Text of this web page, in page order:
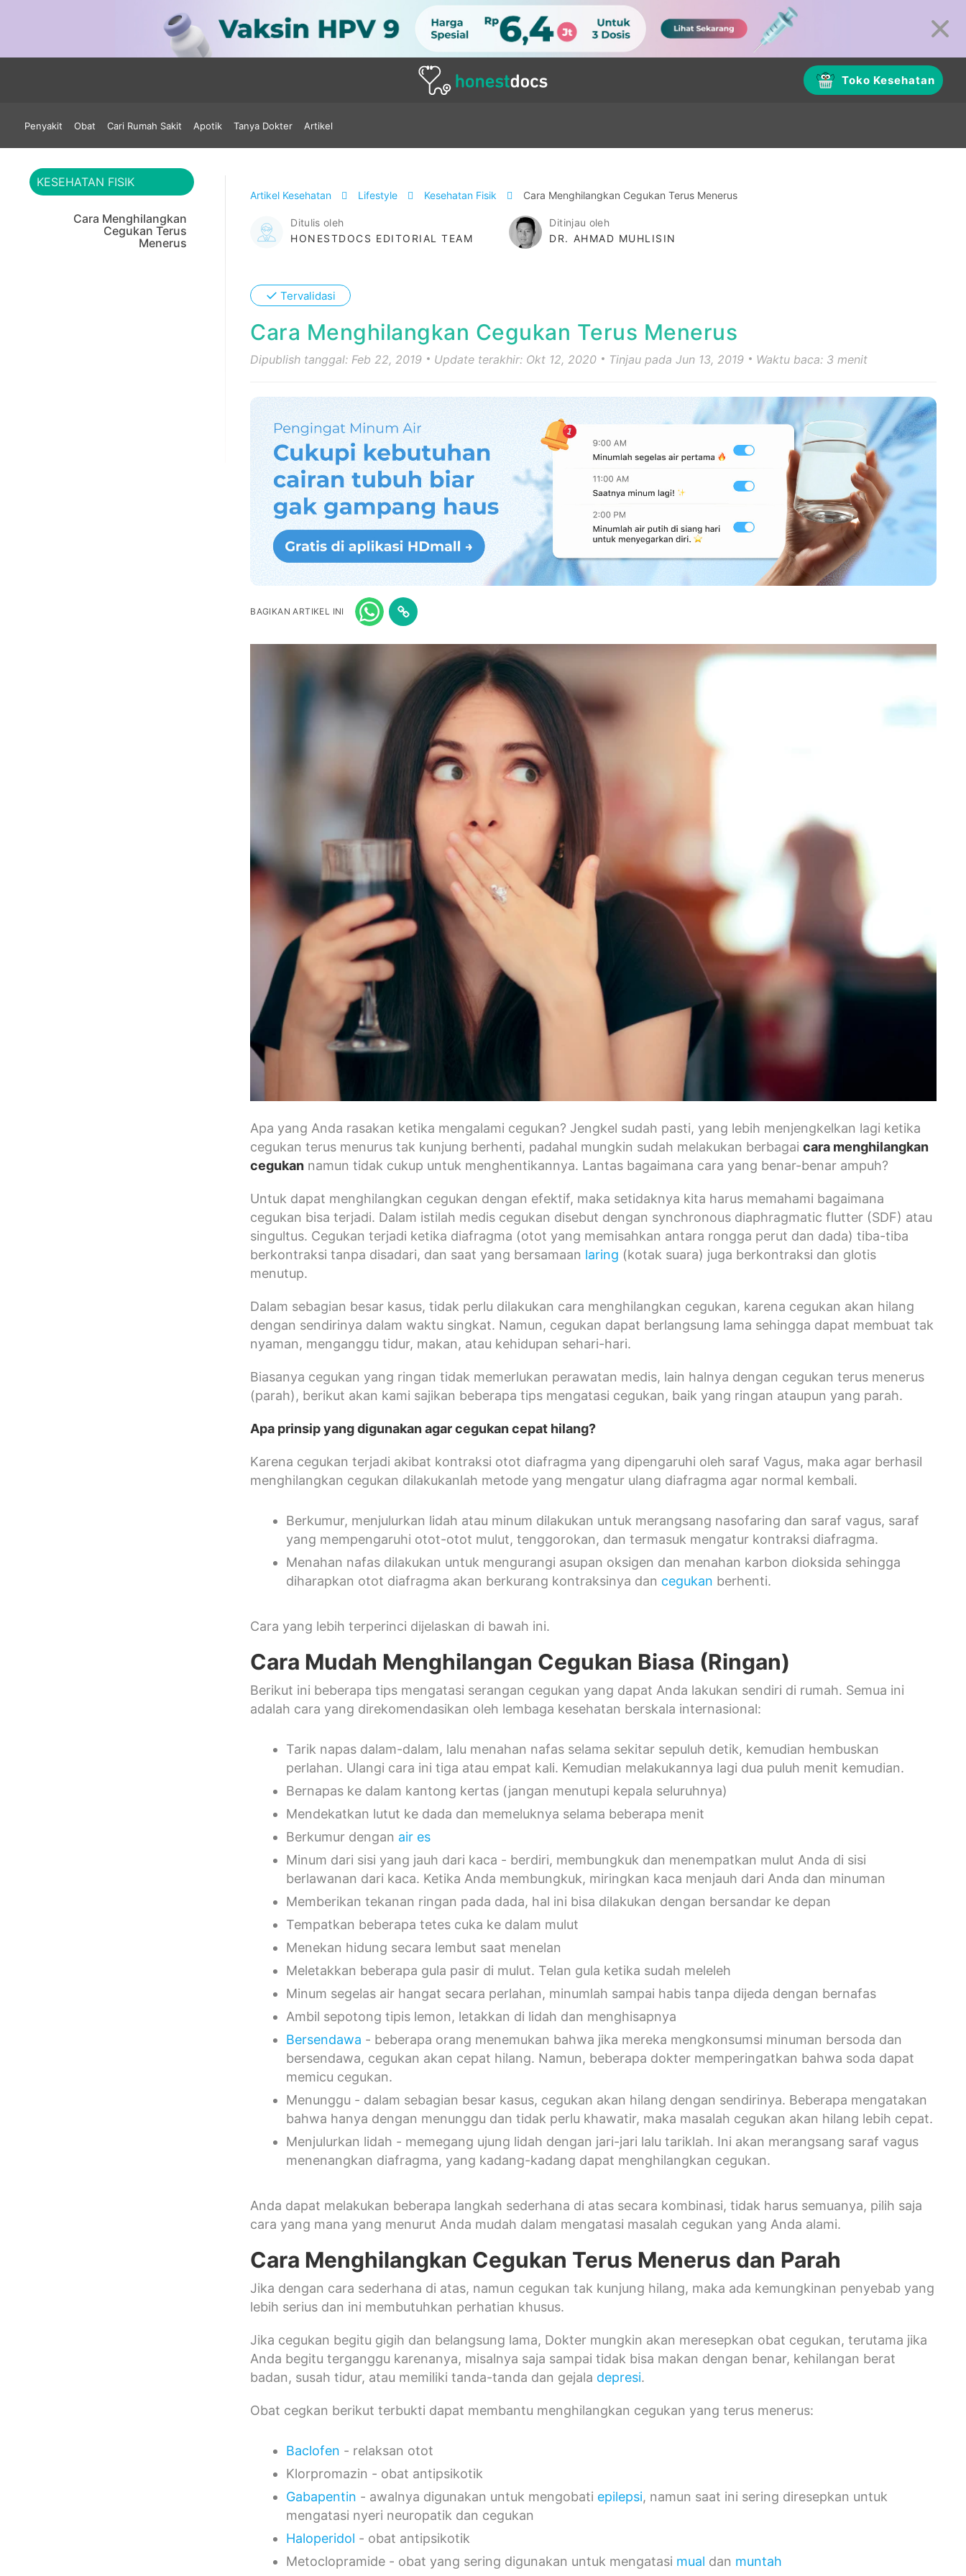
Toko Kesehatan
Penyakit Obat Cari Rumah Sakit Apotik Tanya Dokter Artikel
KESEHATAN FISIK
Cara Menghilangkan
Cegukan Terus
Menerus
Artikel Kesehatan Lifestyle Kesehatan Fisik Cara Menghilangkan Cegukan Terus Menerus
Ditulis oleh
HONESTDOCS EDITORIAL TEAM
Ditinjau oleh
DR. AHMAD MUHLISIN
✓ Tervalidasi
Cara Menghilangkan Cegukan Terus Menerus
Dipublish tanggal: Feb 22, 2019 Update terakhir: Okt 12, 2020 Tinjau pada Jun 13, 2019 Waktu baca: 3 menit
BAGIKAN ARTIKEL INI
Apa yang Anda rasakan ketika mengalami cegukan? Jengkel sudah pasti, yang lebih menjengkelkan lagi ketika
cegukan terus menurus tak kunjung berhenti, padahal mungkin sudah melakukan berbagaicara menghilangkan
cegukan namun tidak cukup untuk menghentikannya. Lantas bagaimana cara yang benar-benar ampuh?
Untuk dapat menghilangkan cegukan dengan efektif, maka setidaknya kita harus memahami bagaimana
cegukan bisa terjadi. Dalam istilah medis cegukan disebut dengan synchronous diaphragmatic flutter (SDF) atau
singultus. Cegukan terjadi ketika diafragma (otot yang memisahkan antara rongga perut dan dada) tiba-tiba
berkontraksi tanpa disadari, dan saat yang bersamaan laring (kotak suara) juga berkontraksi dan glotis
menutup.
Dalam sebagian besar kasus, tidak perlu dilakukan cara menghilangkan cegukan, karena cegukan akan hilang
dengan sendirinya dalam waktu singkat. Namun, cegukan dapat berlangsung lama sehingga dapat membuat tak
nyaman, menganggu tidur, makan, atau kehidupan sehari-hari.
Biasanya cegukan yang ringan tidak memerlukan perawatan medis, lain halnya dengan cegukan terus menerus
(parah), berikut akan kami sajikan beberapa tips mengatasi cegukan, baik yang ringan ataupun yang parah.
Apa prinsip yang digunakan agar cegukan cepat hilang?
Karena cegukan terjadi akibat kontraksi otot diafragma yang dipengaruhi oleh saraf Vagus, maka agar berhasil
menghilangkan cegukan dilakukanlah metode yang mengatur ulang diafragma agar normal kembali.
Berkumur, menjulurkan lidah atau minum dilakukan untuk merangsang nasofaring dan saraf vagus, saraf
yang mempengaruhi otot-otot mulut, tenggorokan, dan termasuk mengatur kontraksi diafragma.
Menahan nafas dilakukan untuk mengurangi asupan oksigen dan menahan karbon dioksida sehingga
diharapkan otot diafragma akan berkurang kontraksinya dan cegukan berhenti.
Cara yang lebih terperinci dijelaskan di bawah ini.
Cara Mudah Menghilangan Cegukan Biasa (Ringan)
Berikut ini beberapa tips mengatasi serangan cegukan yang dapat Anda lakukan sendiri di rumah. Semua ini
adalah cara yang direkomendasikan oleh lembaga kesehatan berskala internasional:
Tarik napas dalam-dalam, lalu menahan nafas selama sekitar sepuluh detik, kemudian hembuskan
perlahan. Ulangi cara ini tiga atau empat kali. Kemudian melakukannya lagi dua puluh menit kemudian.
Bernapas ke dalam kantong kertas (jangan menutupi kepala seluruhnya)
Mendekatkan lutut ke dada dan memeluknya selama beberapa menit
Berkumur dengan air es
Minum dari sisi yang jauh dari kaca - berdiri, membungkuk dan menempatkan mulut Anda di sisi
berlawanan dari kaca. Ketika Anda membungkuk, miringkan kaca menjauh dari Anda dan minuman
Memberikan tekanan ringan pada dada, hal ini bisa dilakukan dengan bersandar ke depan
Tempatkan beberapa tetes cuka ke dalam mulut
Menekan hidung secara lembut saat menelan
Meletakkan beberapa gula pasir di mulut. Telan gula ketika sudah meleleh
Minum segelas air hangat secara perlahan, minumlah sampai habis tanpa dijeda dengan bernafas
Ambil sepotong tipis lemon, letakkan di lidah dan menghisapnya
Bersendawa - beberapa orang menemukan bahwa jika mereka mengkonsumsi minuman bersoda dan
bersendawa, cegukan akan cepat hilang. Namun, beberapa dokter memperingatkan bahwa soda dapat
memicu cegukan.
Menunggu - dalam sebagian besar kasus, cegukan akan hilang dengan sendirinya. Beberapa mengatakan
bahwa hanya dengan menunggu dan tidak perlu khawatir, maka masalah cegukan akan hilang lebih cepat.
Menjulurkan lidah - memegang ujung lidah dengan jari-jari lalu tariklah. Ini akan merangsang saraf vagus
menenangkan diafragma, yang kadang-kadang dapat menghilangkan cegukan.
Anda dapat melakukan beberapa langkah sederhana di atas secara kombinasi, tidak harus semuanya, pilih saja
cara yang mana yang menurut Anda mudah dalam mengatasi masalah cegukan yang Anda alami.
Cara Menghilangkan Cegukan Terus Menerus dan Parah
Jika dengan cara sederhana di atas, namun cegukan tak kunjung hilang, maka ada kemungkinan penyebab yang
lebih serius dan ini membutuhkan perhatian khusus.
Jika cegukan begitu gigih dan belangsung lama, Dokter mungkin akan meresepkan obat cegukan, terutama jika
Anda begitu terganggu karenanya, misalnya saja sampai tidak bisa makan dengan benar, kehilangan berat
badan, susah tidur, atau memiliki tanda-tanda dan gejala depresi.
Obat cegkan berikut terbukti dapat membantu menghilangkan cegukan yang terus menerus:
Baclofen - relaksan otot
Klorpromazin - obat antipsikotik
Gabapentin - awalnya digunakan untuk mengobati epilepsi, namun saat ini sering diresepkan untuk
mengatasi nyeri neuropatik dan cegukan
Haloperidol - obat antipsikotik
Metoclopramide - obat yang sering digunakan untuk mengatasi mual dan muntah